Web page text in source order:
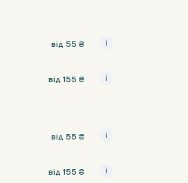
від 55 ₴
від 155 ₴
від 55 ₴
від 155 ₴